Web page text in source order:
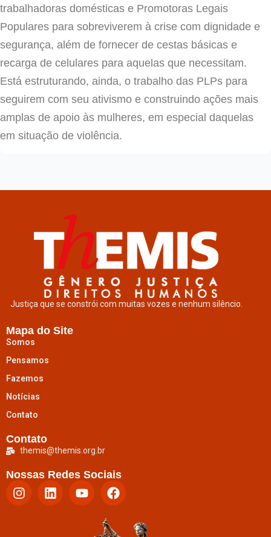
trabalhadoras domésticas e Promotoras Legais
Populares para sobreviverem à crise com dignidade e
segurança, além de fornecer de cestas básicas e
recarga de celulares para aquelas que necessitam.
Está estruturando, ainda, o trabalho das PLPs para
seguirem com seu ativismo e construindo ações mais
amplas de apoio às mulheres, em especial daquelas
em situação de violência.
Justiça que se constrói com muitas vozes e nenhum silêncio.
Mapa do Site
Somos
Pensamos
Fazemos
Notícias
Contato
Contato
themis@themis.org.br
Nossas Redes Sociais